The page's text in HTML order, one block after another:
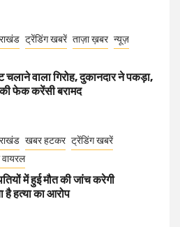
ट्रेंडिंग खबरें ताज़ा ख़बर न्यूज़
वाला गिरोह, दुकानदार ने पकड़ा,
फेक करेंसी बरामद
खबर हटकर ट्रेंडिंग खबरें
वायरल
में हुई मौत की जांच करेगी
है हत्या का आरोप